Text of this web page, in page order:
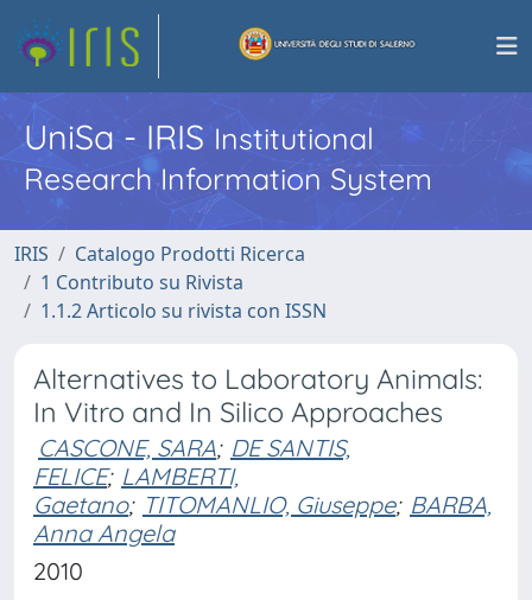
UniSa - IRISInstitutional
Research Information System
IRIS
Catalogo Prodotti Ricerca
1 Contributo su Rivista
1.1.2 Articolo su rivista con ISSN
Alternatives to Laboratory Animals:
In Vitro and In Silico Approaches
CASCONE, SARA; DE SANTIS,
FELICE; LAMBERTI,
Gaetano; TITOMANLIO, Giuseppe; BARBA,
Anna Angela
2010